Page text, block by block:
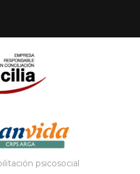
psicosocial